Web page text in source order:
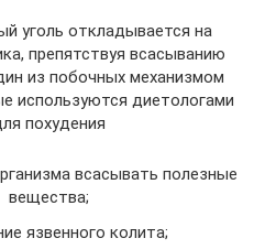
уголь откладывается на
препятствуя всасыванию
из побочных механизмом
используются диетологами
похудения
всасывать полезные
вещества;
язвенного колита;